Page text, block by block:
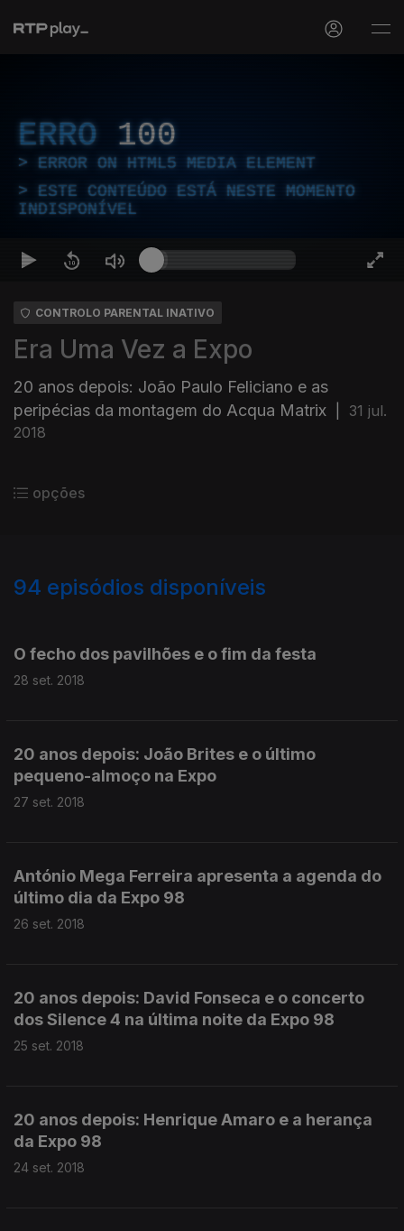
ERRO 100
ERROR ON HTML5 MEDIA ELEMENT
ESTE CONTEÚDO ESTÁ NESTE MOMENTO
INDISPONÍVEL
CONTROLO PARENTAL INATIVO
Era Uma Vez a Expo
20 anos depois: João Paulo Feliciano e as
peripécias da montagem do Acqua Matrix
31 jul.
2018
opções
94 episódios disponíveis
O fecho dos pavilhões e o fim da festa
28 set. 2018
20 anos depois: João Brites e o último
pequeno-almoço na Expo
27 set. 2018
António Mega Ferreira apresenta a agenda do
último dia da Expo 98
26 set. 2018
20 anos depois: David Fonseca e o concerto
dos Silence 4 na última noite da Expo 98
25 set. 2018
20 anos depois: Henrique Amaro e a herança
da Expo 98
24 set. 2018